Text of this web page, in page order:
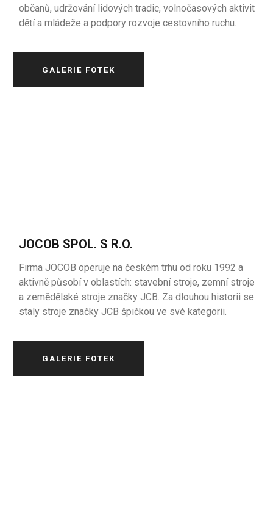
občanů, udržování lidových tradic, volnočasových aktivit
dětí a mládeže a podpory rozvoje cestovního ruchu.
GALERIE FOTEK
JOCOB SPOL. S R.O.
Firma JOCOB operuje na českém trhu od roku 1992 a
aktivně působí v oblastích: stavební stroje, zemní stroje
a zemědělské stroje značky JCB. Za dlouhou historii se
staly stroje značky JCB špičkou ve své kategorii.
GALERIE FOTEK